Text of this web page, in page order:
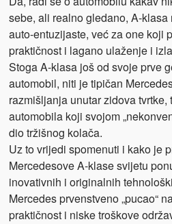
sebe, ali realno gledano, A-
auto-entuzijaste, već za one koji
praktičnost i lagano ulaženje i
Stoga A-klasa još od svoje prve
automobil, niti je tipičan
razmišljanja unutar zidova tvrtke,
automobila koji svojom
dio tržišnog kolača.
Uz to vrijedi spomenuti i kako je
Mercedesove A-klase svijetu
inovativnih i originalnih
Mercedes prvenstveno „pucao“
praktičnost i niske troškove